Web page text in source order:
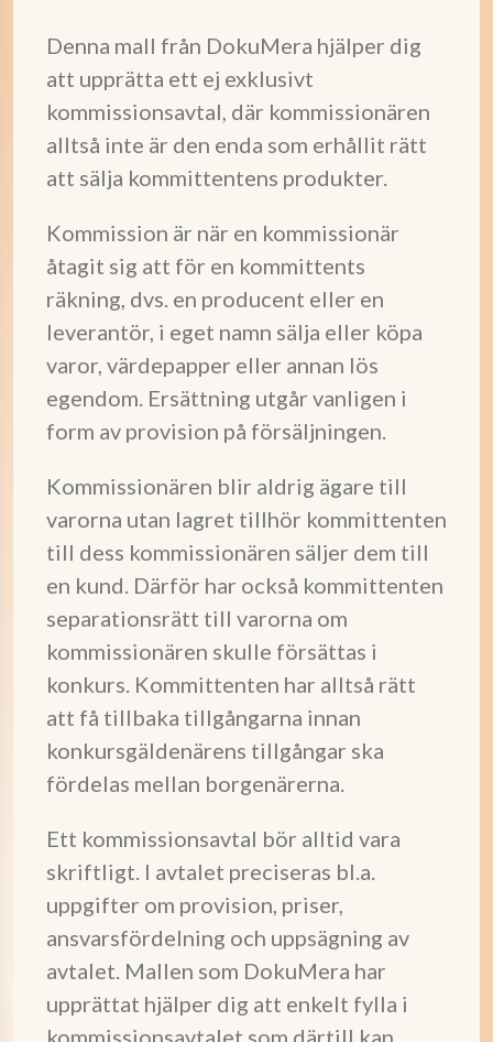
Denna mall från DokuMera hjälper dig
att upprätta ett ej exklusivt
kommissionsavtal, där kommissionären
alltså inte är den enda som erhållit rätt
att sälja kommittentens produkter.
Kommission är när en kommissionär
åtagit sig att för en kommittents
räkning, dvs. en producent eller en
leverantör, i eget namn sälja eller köpa
varor, värdepapper eller annan lös
egendom. Ersättning utgår vanligen i
form av provision på försäljningen.
Kommissionären blir aldrig ägare till
varorna utan lagret tillhör kommittenten
till dess kommissionären säljer dem till
en kund. Därför har också kommittenten
separationsrätt till varorna om
kommissionären skulle försättas i
konkurs. Kommittenten har alltså rätt
att få tillbaka tillgångarna innan
konkursgäldenärens tillgångar ska
fördelas mellan borgenärerna.
Ett kommissionsavtal bör alltid vara
skriftligt. I avtalet preciseras bl.a.
uppgifter om provision, priser,
ansvarsfördelning och uppsägning av
avtalet. Mallen som DokuMera har
upprättat hjälper dig att enkelt fylla i
kommissionsavtalet som därtill kan